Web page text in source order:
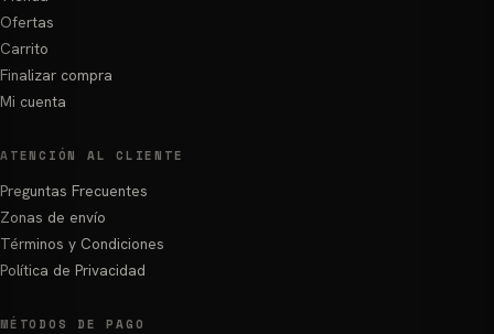
Ofertas
Carrito
Finalizar compra
Mi cuenta
ATENCIÓN AL CLIENTE
Preguntas Frecuentes
Zonas de envío
Términos y Condiciones
Política de Privacidad
MÉTODOS DE PAGO